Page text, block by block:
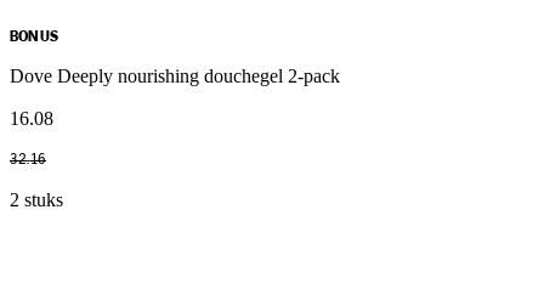
BONUS
Dove Deeply nourishing douchegel 2-pack
16.08
32.16
2 stuks